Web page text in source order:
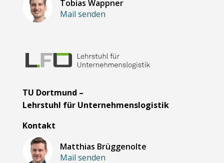
Tobias Wappner
Mail senden
TU Dortmund –
Lehrstuhl für Unternehmenslogistik
Kontakt
Matthias Brüggenolte
Mail senden